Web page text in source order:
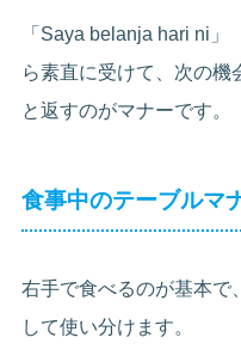
「Saya belanja hari ni」
ら素直に受けて、次の機
と返すのがマナーです。
食事中のテーブルマ
右手で食べるのが基本で
して使い分けます。